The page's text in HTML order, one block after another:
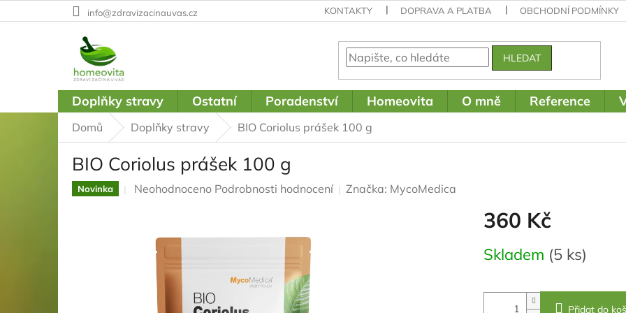
na
info@zdravizacinauvas.cz KONTAKTY DOPRAVA A PLATBA OBCHODNÍ PODMÍNKY
HLEDAT
Doplňky stravy Ostatní Poradenství Homeovita O mně Reference
Domů Doplňky stravy BIO Coriolus prášek 100 g
BIO Coriolus prášek 100 g
Novinka
Průměrné
hvězdiček.
Neohodnoceno Podrobnosti hodnocení Značka: MycoMedica
360 Kč
Měrná
cena:
Skladem (5 ks)
Přidat do